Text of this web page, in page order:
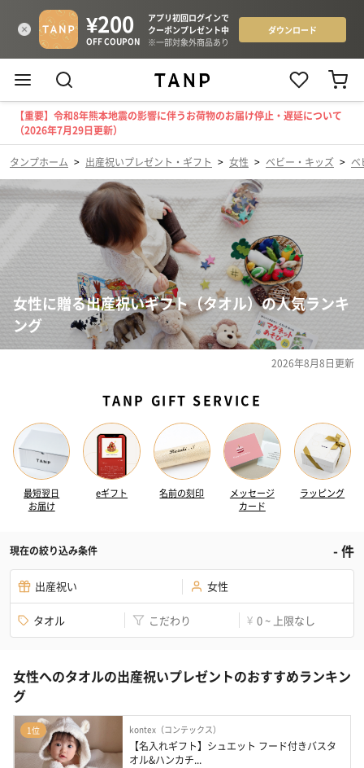
【重要】令和8年熊本地震の影響に伴うお荷物のお届け停止・遅延について
（2026年7月29日更新）
タンプホーム > 出産祝いプレゼント・ギフト > 女性 > ベビー・キッズ > ベ
女性に贈る出産祝いギフト（タオル）の人気ランキ
ング
2026年8月8日更新
TANP GIFT SERVICE
最短翌日
お届け
eギフト 名前の刻印
メッセージ
カード
ラッピング
現在の絞り込み条件 -件
出産祝い 女性
タオル こだわり ¥ 0 ~ 上限なし
女性へのタオルの出産祝いプレゼントのおすすめランキン
グ
1位 kontex（コンテックス）
【名入れギフト】シュエット フード付きバスタ
オル&ハンカチ...